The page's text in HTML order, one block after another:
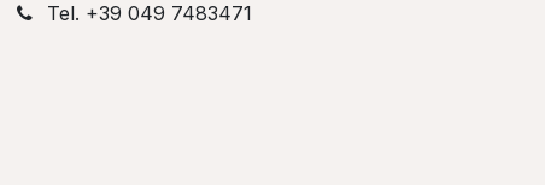
Tel. +39 049 7483471